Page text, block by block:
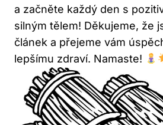
a začněte každý den s
silným tělem! Děkujeme, že
článek a přejeme vám
lepšímu zdraví. Namaste!